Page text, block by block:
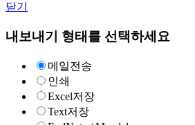
닫기
내보내기 형태를 선택하세요
메일전송
인쇄
Excel저장
Text저장